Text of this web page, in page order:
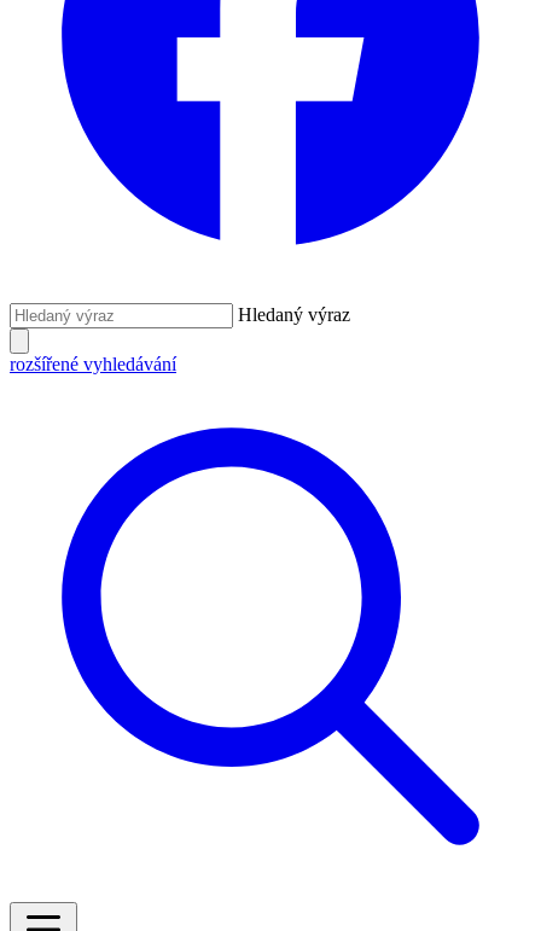
Hledaný výraz
rozšířené vyhledávání